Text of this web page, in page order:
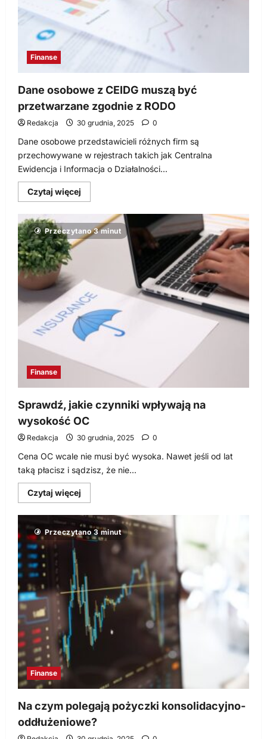
marki
Finanse
Dane osobowe z CEIDG muszą być
przetwarzane zgodnie z RODO
Redakcja 30 grudnia, 2025 0
Dane osobowe przedstawicieli różnych firm są
przechowywane w rejestrach takich jak Centralna
Ewidencja i Informacja o Działalności...
Czytaj więcej
się
Dane
osobowe
z
przetwarzane
zgodnie
RODO
Przeczytano 3 minut
Finanse
Sprawdź, jakie czynniki wpływają na
wysokość OC
Redakcja 30 grudnia, 2025 0
Cena OC wcale nie musi być wysoka. Nawet jeśli od lat
taką płacisz i sądzisz, że nie...
Czytaj więcej
się
o
Sprawdź,
jakie
czynniki
wpływają
OC
Przeczytano 3 minut
Finanse
Na czym polegają pożyczki konsolidacyjno-
oddłużeniowe?